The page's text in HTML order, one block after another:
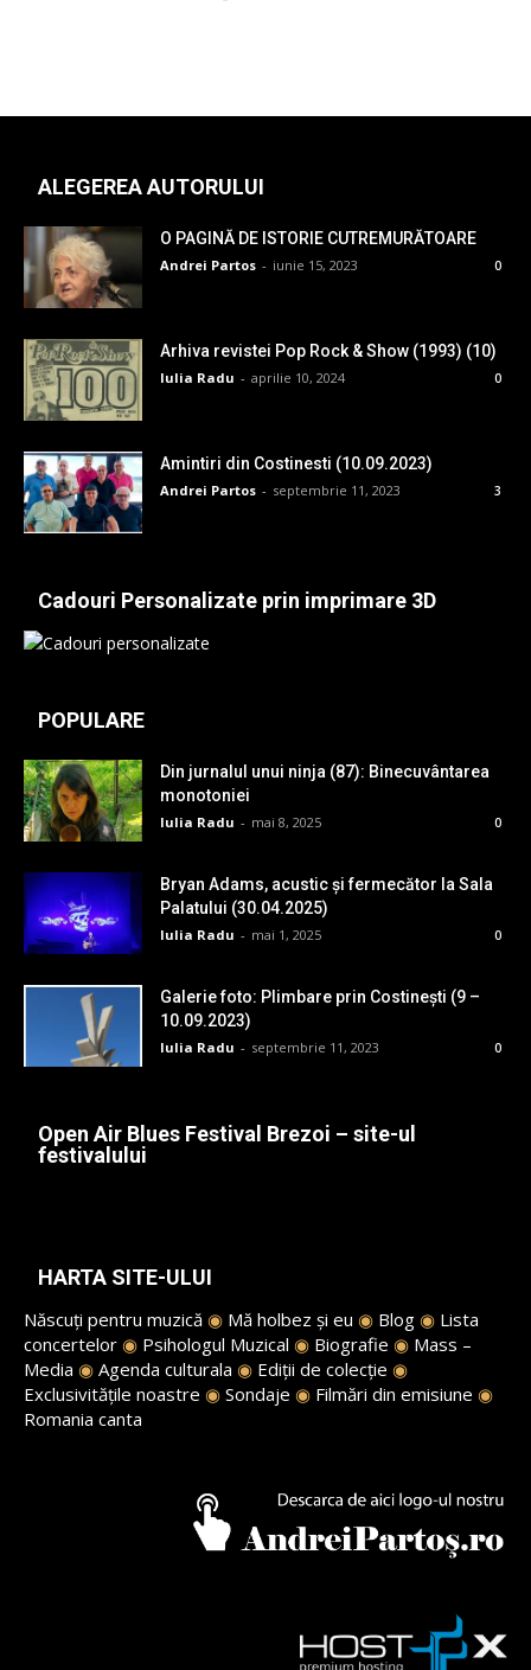
ALEGEREA AUTORULUI
O PAGINĂ DE ISTORIE CUTREMURĂTOARE
Andrei Partos - iunie 15, 2023 0
Arhiva revistei Pop Rock & Show (1993) (10)
Iulia Radu - aprilie 10, 2024 0
Amintiri din Costinesti (10.09.2023)
Andrei Partos - septembrie 11, 2023 3
Cadouri Personalizate prin imprimare 3D
POPULARE
Din jurnalul unui ninja (87): Binecuvântarea
monotoniei
Iulia Radu - mai 8, 2025 0
Bryan Adams, acustic și fermecător la Sala
Palatului (30.04.2025)
Iulia Radu - mai 1, 2025 0
Galerie foto: Plimbare prin Costinești (9 –
10.09.2023)
Iulia Radu - septembrie 11, 2023 0
Open Air Blues Festival Brezoi – site-ul
festivalului
HARTA SITE-ULUI
Născuți pentru muzică ◉ Mă holbez și eu ◉ Blog ◉ Lista
concertelor ◉ Psihologul Muzical ◉ Biografie ◉ Mass –
Media ◉ Agenda culturala ◉ Ediții de colecție ◉
Exclusivitățile noastre ◉ Sondaje ◉ Filmări din emisiune ◉
Romania canta